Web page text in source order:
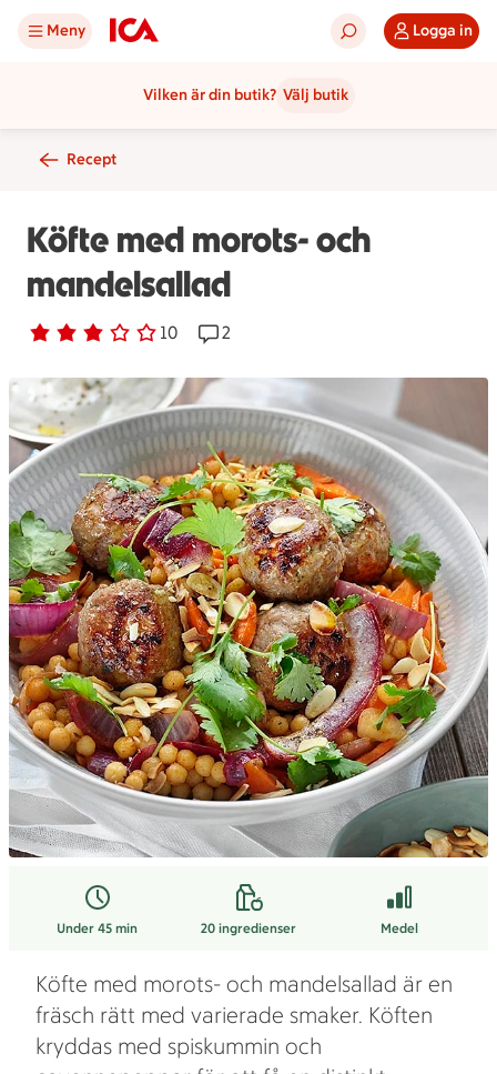
Meny Logga in
Vilken är din butik? Välj butik
Recept
Köfte med morots- och
mandelsallad
Betyg 3 av 5. 10
10 personer har röstatReceptet har 2 kommentarer
2
Under 45 min 20 ingredienser Medel
Köfte med morots- och mandelsallad är en
fräsch rätt med varierade smaker. Köften
kryddas med spiskummin och